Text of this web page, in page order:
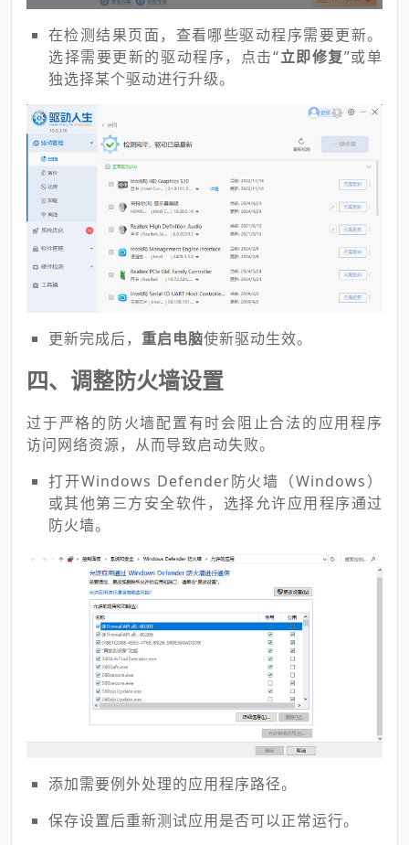
在检测结果页面，查看哪些驱动程序需要更新。
选择需要更新的驱动程序，点击“立即修复”或单
独选择某个驱动进行升级。
更新完成后， 重启电脑使新驱动生效。
四、调整防火墙设置
过于严格的防火墙配置有时会阻止合法的应用程序
访问网络资源，从而导致启动失败。
打开Windows Defender防火墙（Windows）
或其他第三方安全软件，选择允许应用程序通过
防火墙。
添加需要例外处理的应用程序路径。
保存设置后重新测试应用是否可以正常运行。